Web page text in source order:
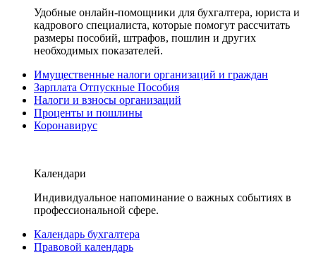
Удобные онлайн-помощники для бухгалтера, юриста и
кадрового специалиста, которые помогут рассчитать
размеры пособий, штрафов, пошлин и других
необходимых показателей.
Имущественные налоги организаций и граждан
Зарплата Отпускные Пособия
Налоги и взносы организаций
Проценты и пошлины
Коронавирус
Календари
Индивидуальное напоминание о важных событиях в
профессиональной сфере.
Календарь бухгалтера
Правовой календарь